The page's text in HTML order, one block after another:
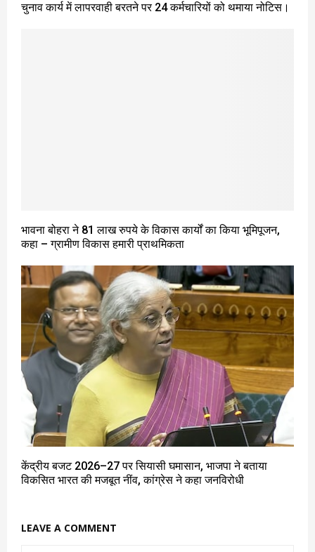
चुनाव कार्य में लापरवाही बरतने पर 24 कर्मचारियों को थमाया नोटिस।
भावना बोहरा ने 81 लाख रुपये के विकास कार्यों का किया भूमिपूजन,
कहा – ग्रामीण विकास हमारी प्राथमिकता
केंद्रीय बजट 2026–27 पर सियासी घमासान, भाजपा ने बताया
विकसित भारत की मजबूत नींव, कांग्रेस ने कहा जनविरोधी
LEAVE A COMMENT